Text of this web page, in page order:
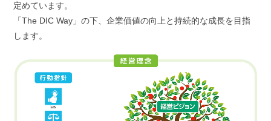
定めています。
「The DIC Way」の下、企業価値の向上と持続的な成長を目指
します。